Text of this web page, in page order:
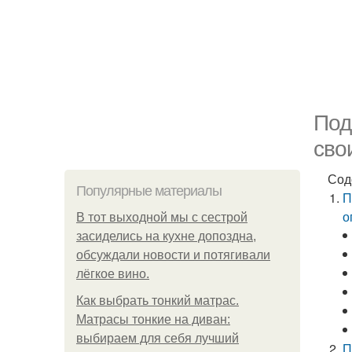
Популярные материалы
В тот выходной мы с сестрой
засиделись на кухне допоздна,
обсуждали новости и потягивали
лёгкое вино.
Как выбрать тонкий матрас.
Матрасы тонкие на диван:
выбираем для себя лучший